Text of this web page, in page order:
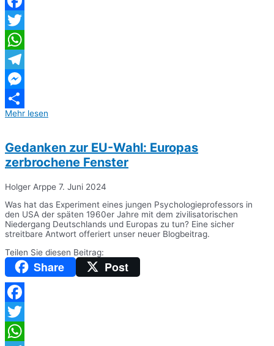
Facebook
Twitter
WhatsApp
Telegram
Messenger
Teilen
Mehr lesen
Gedanken zur EU-Wahl: Europas
zerbrochene Fenster
Holger Arppe 7. Juni 2024
Was hat das Experiment eines jungen Psychologieprofessors in
den USA der späten 1960er Jahre mit dem zivilisatorischen
Niedergang Deutschlands und Europas zu tun? Eine sicher
streitbare Antwort offeriert unser neuer Blogbeitrag.
Teilen Sie diesen Beitrag:
Share Post
Facebook
Twitter